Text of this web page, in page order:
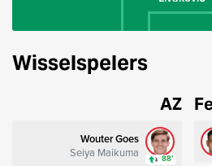
Wisselspelers
AZ
Wouter Goes
Seiya Maikuma 88’